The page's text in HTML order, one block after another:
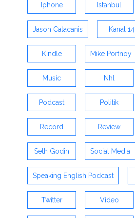
Iphone Istanbul
Jason Calacanis Kanal 14
Kindle Mike Portnoy
Music Nhl
Podcast Politik
Record Review
Seth Godin Social Media
Speaking English Podcast
Twitter Video